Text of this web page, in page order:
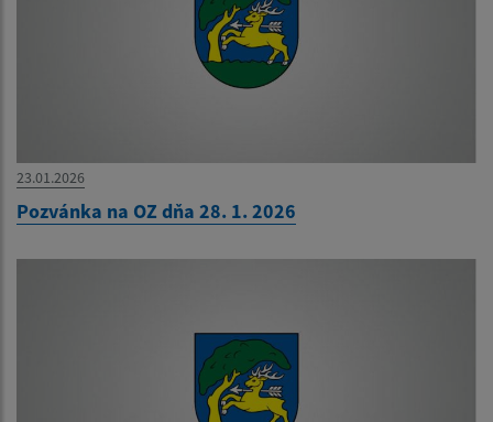
23.01.2026
Pozvánka na OZ dňa 28. 1. 2026